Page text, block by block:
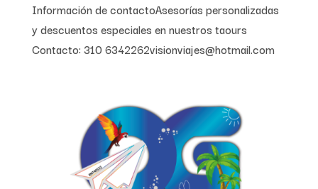
Información de contactoAsesorías personalizadas
y descuentos especiales en nuestros taours
Contacto: 310 6342262visionviajes@hotmail.com